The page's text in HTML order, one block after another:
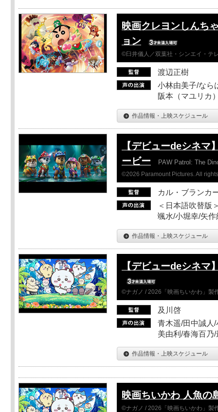
映画クレヨンしんち
ョン
©臼井儀人／双葉社・シンエイ・テ
渡辺正樹
小林由美子/なら
阪本（マユリカ
作品情報・上映スケジュール
【デビューdeシネマ
ービー
PAW Patrol: The
©2026 Paramount Pictures. All
カル・ブランカ
＜日本語吹替版
颯水/小堀幸/矢作
作品情報・上映スケジュール
【デビューdeシネマ
©ナガノ / 2026「映画ちいかわ」製
及川啓
青木遥/田中誠人
美由利/春海百乃
作品情報・上映スケジュール
映画ちいかわ 人魚の
©ナガノ / 2026「映画ちいかわ」製